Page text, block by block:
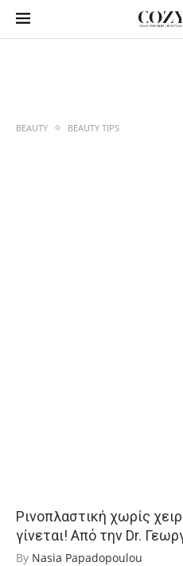
BEAUTY BEAUTY TIPS
Ρινοπλαστική χωρίς
γίνεται! Από την Dr.
By Nasia Papadopoulou